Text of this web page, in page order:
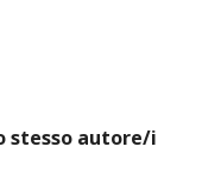
stesso autore/i